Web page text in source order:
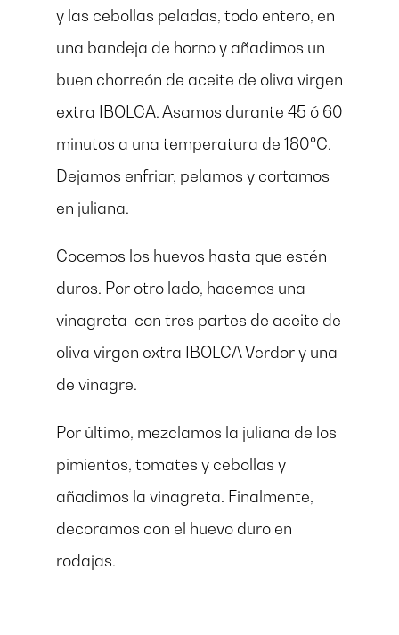
y las cebollas peladas, todo entero, en
una bandeja de horno y añadimos un
buen chorreón de aceite de oliva virgen
extra IBOLCA. Asamos durante 45 ó 60
minutos a una temperatura de 180ºC.
Dejamos enfriar, pelamos y cortamos
en juliana.
Cocemos los huevos hasta que estén
duros. Por otro lado, hacemos una
vinagreta con tres partes de aceite de
oliva virgen extra IBOLCA Verdor y una
de vinagre.
Por último, mezclamos la juliana de los
pimientos, tomates y cebollas y
añadimos la vinagreta. Finalmente,
decoramos con el huevo duro en
rodajas.